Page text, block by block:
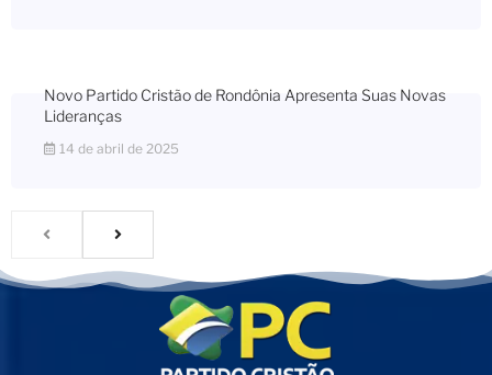
Novo Partido Cristão de Rondônia Apresenta Suas Novas
Lideranças
14 de abril de 2025